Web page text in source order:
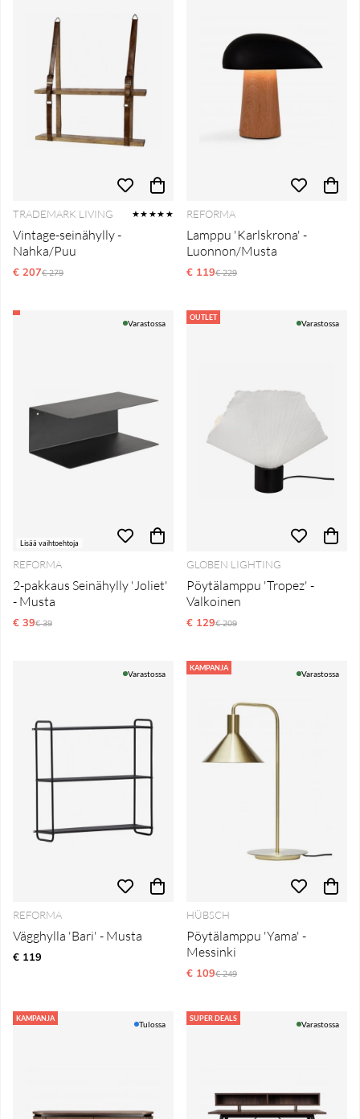
TRADEMARK LIVING ★★★★★
Vintage-seinähylly -
Nahka/Puu
€ 207Normaali hinta
€ 279
REFORMA
Lamppu 'Karlskrona' -
Luonnon/Musta
€ 119Normaali hinta
€ 229
Lisää vaihtoehtoja
Varastossa
REFORMA
2-pakkaus Seinähylly 'Joliet'
- Musta
€ 39Normaali hinta
€ 39
OUTLET
Varastossa
GLOBEN LIGHTING
Pöytälamppu 'Tropez' -
Valkoinen
€ 129Normaali hinta
€ 209
Varastossa
REFORMA
Vägghylla 'Bari' - Musta
€ 119
KAMPANJA
Varastossa
HÜBSCH
Pöytälamppu 'Yama' -
Messinki
€ 109Normaali hinta
€ 249
KAMPANJA
Tulossa
SUPER DEALS
Varastossa